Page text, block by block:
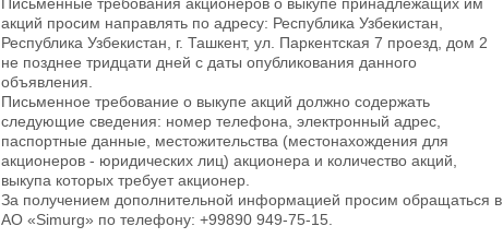
акций просим направлять по адресу: Республика Узбекистан,
Республика Узбекистан, г. Ташкент, ул. Паркентская 7 проезд, дом 2
не позднее тридцати дней с даты опубликования данного
объявления.
Письменное требование о выкупе акций должно содержать
следующие сведения: номер телефона, электронный адрес,
паспортные данные, местожительства (местонахождения для
акционеров - юридических лиц) акционера и количество акций,
выкупа которых требует акционер.
За получением дополнительной информацией просим обращаться в
АО «Simurg» по телефону: +99890 949-75-15.